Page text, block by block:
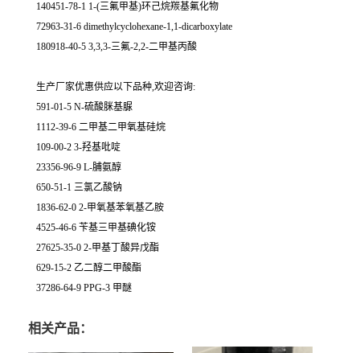
140451-78-1 1-(三氟甲基)环己烷羰基氟化物
72963-31-6 dimethylcyclohexane-1,1-dicarboxylate
180918-40-5 3,3,3-三氟-2,2-二甲基丙酸
生产厂家优惠供应以下品种,欢迎咨询:
591-01-5 N-硫酸脒基脲
1112-39-6 二甲基二甲氧基硅烷
109-00-2 3-羟基吡啶
23356-96-9 L-脯氨醇
650-51-1 三氯乙酸钠
1836-62-0 2-甲氧基苯氧基乙胺
4525-46-6 苄基三甲基碘化铵
27625-35-0 2-甲基丁酸异戊酯
629-15-2 乙二醇二甲酸酯
37286-64-9 PPG-3 甲醚
相关产品：